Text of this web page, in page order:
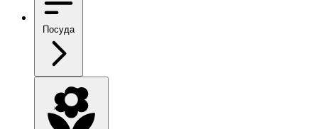
Посуда